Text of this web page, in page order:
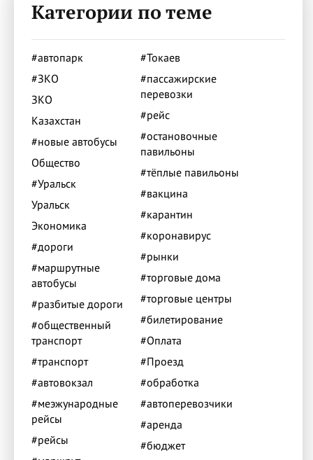
Категории по теме
#автопарк
#ЗКО
ЗКО
Казахстан
#новые автобусы
Общество
#Уральск
Уральск
Экономика
#дороги
#маршрутные
автобусы
#разбитые дороги
#общественный
транспорт
#транспорт
#автовокзал
#меэжународные
рейсы
#рейсы
#Токаев
#пассажирские
перевозки
#рейс
#остановочные
павильоны
#тёплые павильоны
#вакцина
#карантин
#коронавирус
#рынки
#торговые дома
#торговые центры
#билетирование
#Оплата
#Проезд
#обработка
#автоперевозчики
#аренда
#бюджет